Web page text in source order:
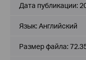
Дата публикации:
Язык:Английский
Размер файла: